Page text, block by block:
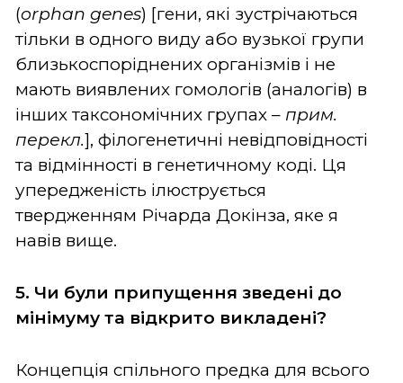
(orphan genes) [гени, які зустрічаються
тільки в одного виду або вузької групи
близькоспоріднених організмів і не
мають виявлених гомологів (аналогів) в
інших таксономічних групах – прим.
перекл.], філогенетичні невідповідності
та відмінності в генетичному коді. Ця
упередженість ілюструється
твердженням Річарда Докінза, яке я
навів вище.
5. Чи були припущення зведені до
мінімуму та відкрито викладені?
Концепція спільного предка для всього